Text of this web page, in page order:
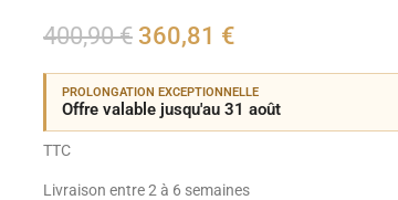
400,90 € 360,81 €
PROLONGATION EXCEPTIONNELLE
Offre valable jusqu'au 31 août
TTC
Livraison entre 2 à 6 semaines